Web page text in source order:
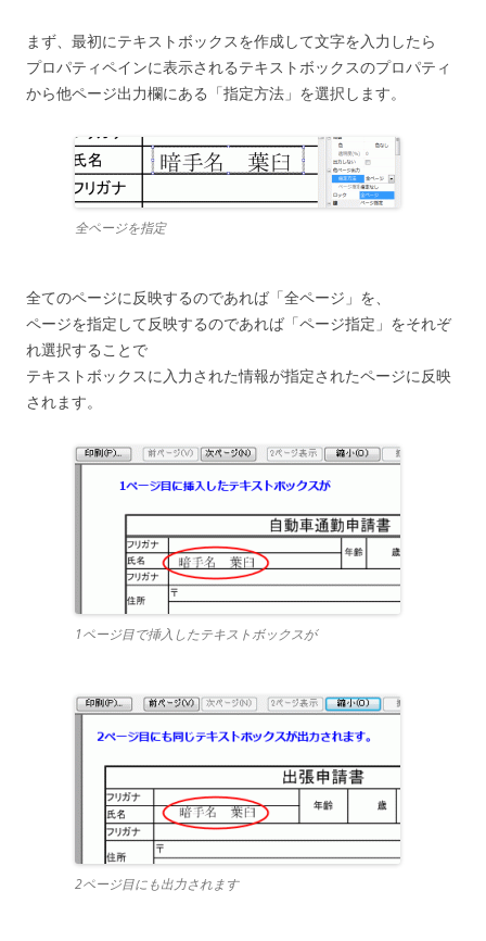
まず、最初にテキストボックスを作成して文字を入力したら
プロパティペインに表示されるテキストボックスのプロパティ
から他ページ出力欄にある「指定方法」を選択します。
全ページを指定
全てのページに反映するのであれば「全ページ」を、
ページを指定して反映するのであれば「ページ指定」をそれぞ
れ選択することで
テキストボックスに入力された情報が指定されたページに反映
されます。
1ページ目で挿入したテキストボックスが
2ページ目にも出力されます